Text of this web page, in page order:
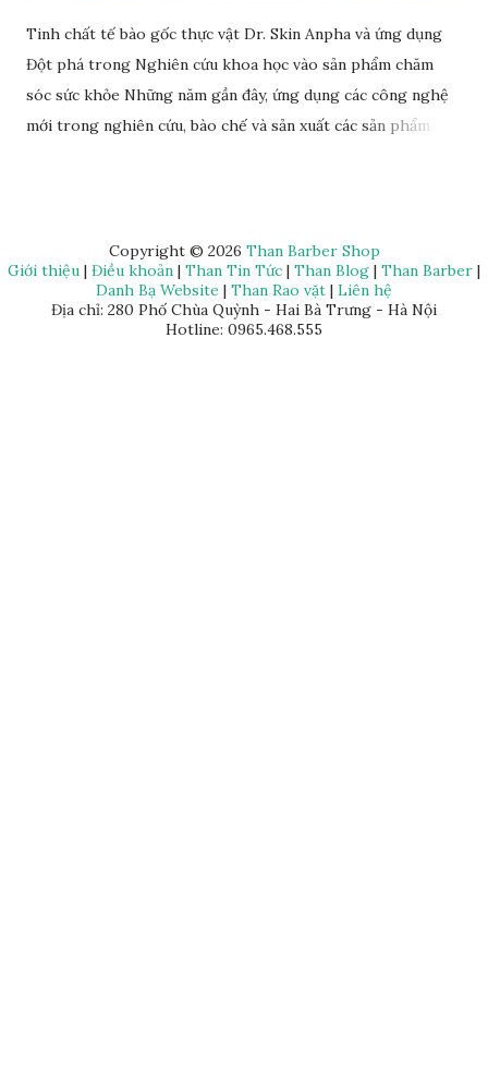
Tinh chất tế bào gốc thực vật Dr. Skin Anpha và ứng dụng
Đột phá trong Nghiên cứu khoa học vào sản phẩm chăm
sóc sức khỏe Những năm gần đây, ứng dụng các công nghệ
mới trong nghiên cứu, bào chế và sản xuất các sản phẩm
dụng mà Anphagroup là một trong những đơn vị tiên phong
tiêu biểu. Đơn vị này đã ứng dụng rất nhiều các nghiên cứu
khoa học trong việc sản xuất, phát triển các sản phẩm chăm
sóc sức khỏe và đem lại nhiều thành tựu giá trị, đặc biệt là
Copyright © 2026 Than Barber Shop
Giới thiệu | Điều khoản | Than Tin Tức | Than Blog | Than Barber |
Danh Bạ Website | Than Rao vặt | Liên hệ
Địa chỉ: 280 Phố Chùa Quỳnh - Hai Bà Trưng - Hà Nội
Hotline: 0965.468.555